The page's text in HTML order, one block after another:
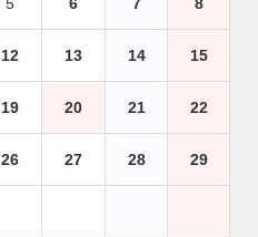
12 13 14 15
19 20 21 22
26 27 28 29